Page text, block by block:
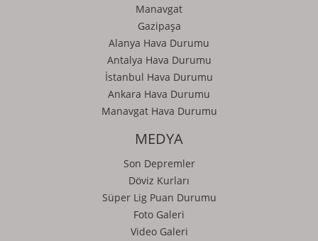
Manavgat
Gazipaşa
Alanya Hava Durumu
Antalya Hava Durumu
İstanbul Hava Durumu
Ankara Hava Durumu
Manavgat Hava Durumu
MEDYA
Son Depremler
Döviz Kurları
Süper Lig Puan Durumu
Foto Galeri
Video Galeri